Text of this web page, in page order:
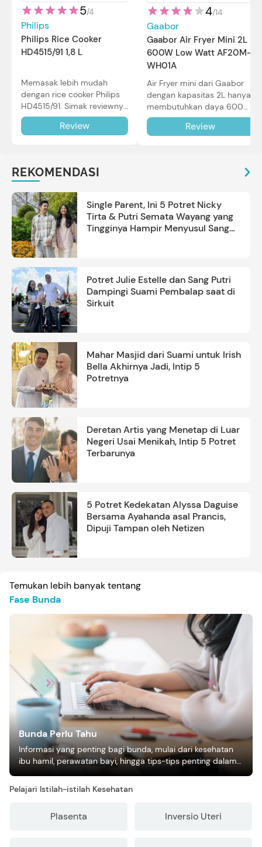
5/4
Philips
Philips Rice Cooker
HD4515/91 1,8 L
Memasak lebih mudah
dengan rice cooker Philips
HD4515/91. Simak reviewnya
di sini.
Review
4/14
Gaabor
Gaabor Air Fryer Mini 2L
600W Low Watt AF20M-
WH01A
Air Fryer mini dari Gaabor
dengan kapasitas 2L hanya
membutuhkan daya 600W
dalam pemakaian. Simak
review selengkapnya di sini.
Review
REKOMENDASI
Single Parent, Ini 5 Potret Nicky
Tirta & Putri Semata Wayang yang
Tingginya Hampir Menyusul Sang
Potret Julie Estelle dan Sang Putri
Dampingi Suami Pembalap saat di
Sirkuit
Mahar Masjid dari Suami untuk Irish
Bella Akhirnya Jadi, Intip 5
Potretnya
Deretan Artis yang Menetap di Luar
Negeri Usai Menikah, Intip 5 Potret
Terbarunya
5 Potret Kedekatan Alyssa Daguise
Bersama Ayahanda asal Prancis,
Dipuji Tampan oleh Netizen
Temukan lebih banyak tentang
Fase Bunda
Bunda Perlu Tahu
Informasi yang penting bagi bunda, mulai dari kesehatan
ibu hamil, perawatan bayi, hingga tips-tips penting dalam
mengasuh anak
Pelajari Istilah-istilah Kesehatan
Plasenta Inversio Uteri